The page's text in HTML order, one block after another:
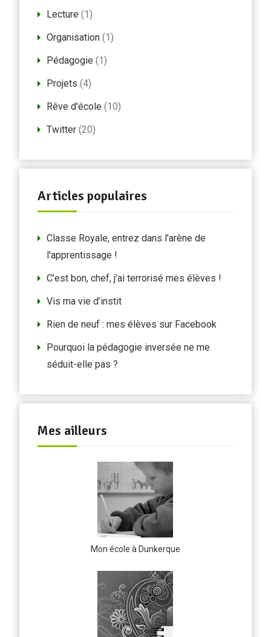
Lecture (1)
Organisation(1)
Pédagogie (1)
Projets (4)
Rêve d'école (10)
Twitter(20)
Articles populaires
Classe Royale, entrez dans l'arène de
l'apprentissage !
C’est bon, chef, j’ai terrorisé mes élèves !
Vis ma vie d’instit
Rien de neuf : mes élèves sur Facebook
Pourquoi la pédagogie inversée ne me
séduit-elle pas ?
Mes ailleurs
Mon école à Dunkerque